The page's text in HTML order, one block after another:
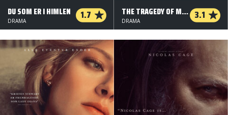
DU SOM ER I HIMLEN 1.7
DRAMA
THE TRAGEDY OF MACBETH 3.1
DRAMA